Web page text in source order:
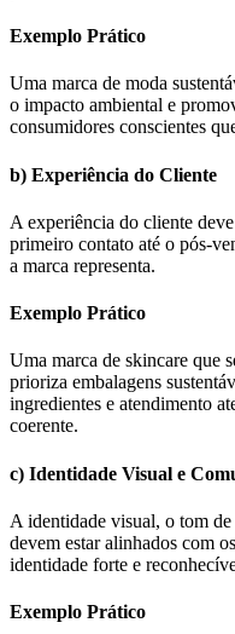
Exemplo Prático
Uma marca de moda
o impacto ambiental e
consumidores conscientes
b) Experiência do Cliente
A experiência do cliente
primeiro contato até o pós-
a marca representa.
Exemplo Prático
Uma marca de skincare que
prioriza embalagens
ingredientes e atendimento
coerente.
c) Identidade Visual e
A identidade visual, o tom de
devem estar alinhados com
identidade forte e
Exemplo Prático